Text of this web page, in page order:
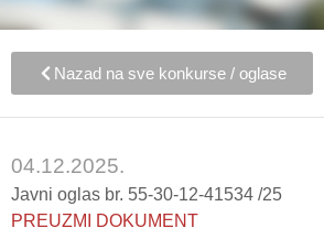
Nazad na sve konkurse / oglase
04.12.2025.
Javni oglas br. 55-30-12-41534 /25
PREUZMI DOKUMENT